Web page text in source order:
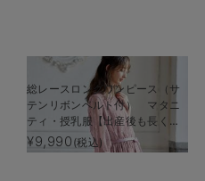
総レースロングワンピース（サ
テンリボンベルト付） マタニ
ティ・授乳服【出産後も長く使
える】
¥9,990 (税込)